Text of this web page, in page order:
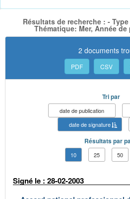
Résultats de recherche : -
Thématique: Mer, Année
2 documents
PDF CSV
Tri par
date de publication
date de signature
Résultats par
10 25 50
Signé le : 28-02-2003